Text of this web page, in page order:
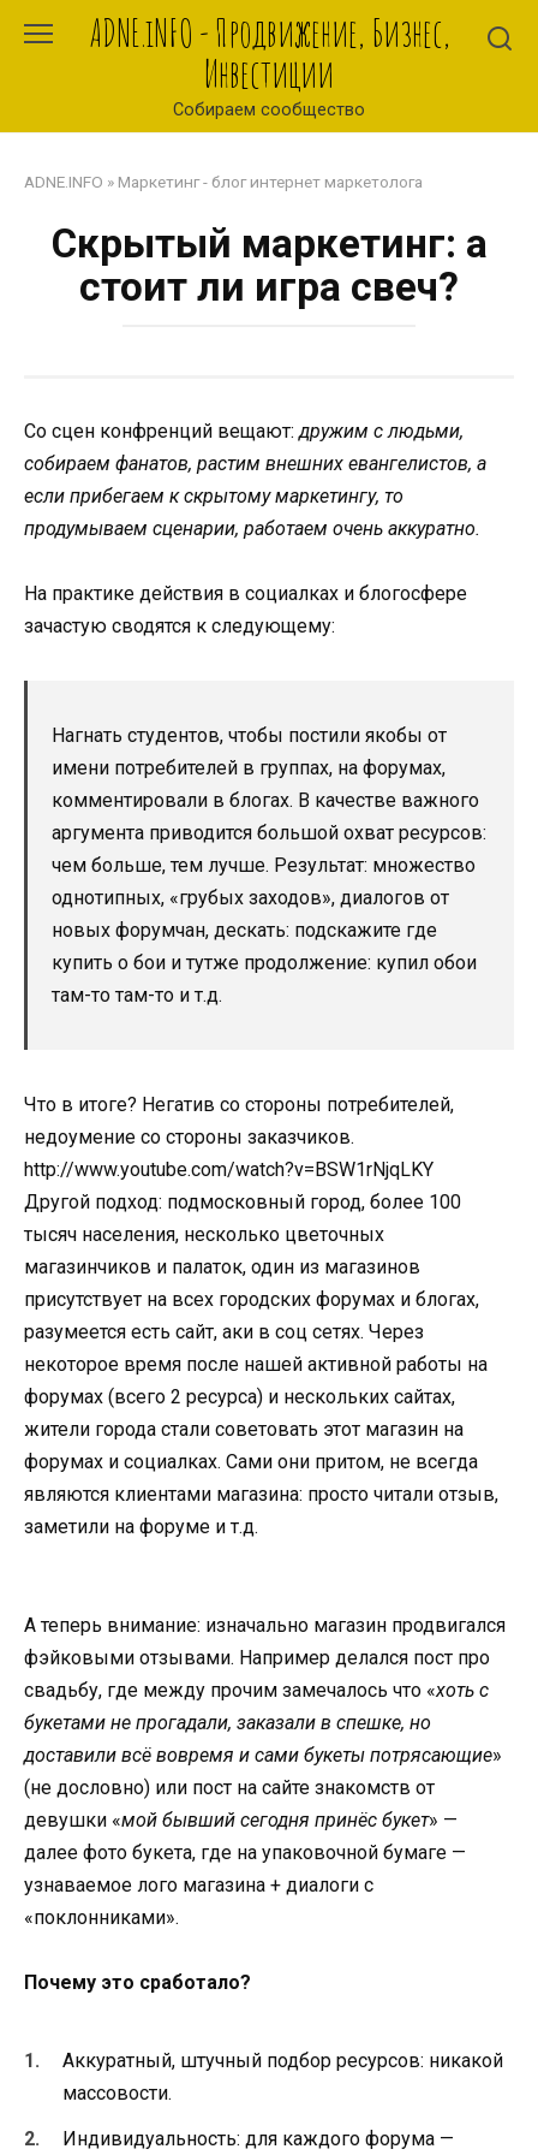
ADNE.iNFO - Продвижение, Бизнес,
Инвестиции
Собираем сообщество
ADNE.INFO » Маркетинг - блог интернет маркетолога
Скрытый маркетинг: а
стоит ли игра свеч?
Со сцен конфренций вещают:дружим с людьми,
собираем фанатов, растим внешних евангелистов, а
если прибегаем к скрытому маркетингу, то
продумываем сценарии, работаем очень аккуратно.
На практике действия в социалках и блогосфере
зачастую сводятся к следующему:
Нагнать студентов, чтобы постили якобы от
имени потребителей в группах, на форумах,
комментировали в блогах. В качестве важного
аргумента приводится большой охват ресурсов:
чем больше, тем лучше. Результат: множество
однотипных, «грубых заходов», диалогов от
новых форумчан, дескать: подскажите где
купить о бои и тутже продолжение: купил обои
там-то там-то и т.д.
Что в итоге? Негатив со стороны потребителей,
недоумение со стороны заказчиков.
http://www.youtube.com/watch?v=BSW1rNjqLKY
Другой подход: подмосковный город, более 100
тысяч населения, несколько цветочных
магазинчиков и палаток, один из магазинов
присутствует на всех городских форумах и блогах,
разумеется есть сайт, аки в соц сетях. Через
некоторое время после нашей активной работы на
форумах (всего 2 ресурса) и нескольких сайтах,
жители города стали советовать этот магазин на
форумах и социалках. Сами они притом, не всегда
являются клиентами магазина: просто читали отзыв,
заметили на форуме и т.д.
А теперь внимание: изначально магазин продвигался
фэйковыми отзывами. Например делался пост про
свадьбу, где между прочим замечалось что «хоть с
букетами не прогадали, заказали в спешке, но
доставили всё вовремя и сами букеты потрясающие»
(не дословно) или пост на сайте знакомств от
девушки «мой бывший сегодня принёс букет» —
далее фото букета, где на упаковочной бумаге —
узнаваемое лого магазина + диалоги с
«поклонниками».
Почему это сработало?
Аккуратный, штучный подбор ресурсов: никакой
массовости.
Индивидуальность: для каждого форума —